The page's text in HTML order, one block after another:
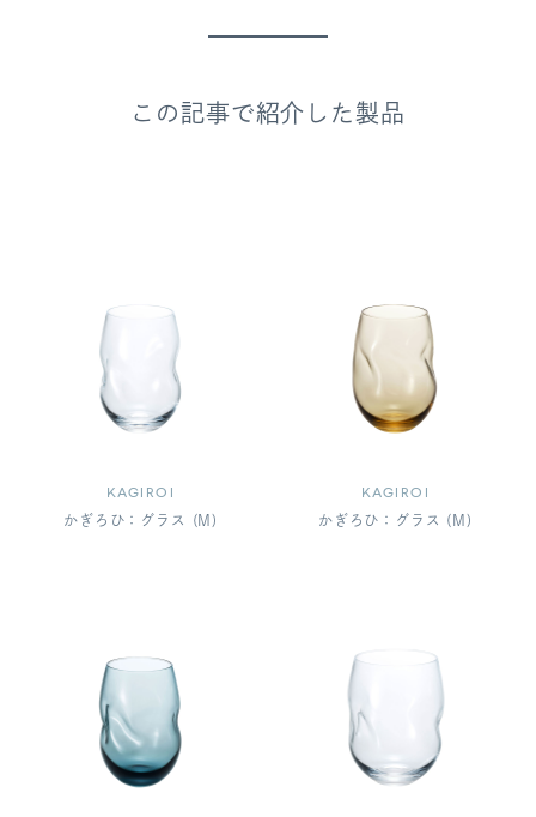
この記事で紹介した製品
KAGIROI
かぎろひ：グラス (M)
KAGIROI
かぎろひ：グラス (M)